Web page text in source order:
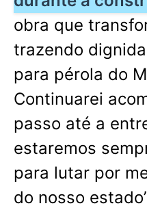
obra que
trazendo
para pérola do
Continuarei
passo até a
estaremos
para lutar por
do nosso